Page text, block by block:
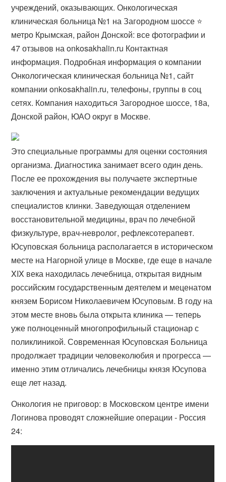
учреждений, оказывающих. Онкологическая
клиническая больница №1 на Загородном шоссе ⭐️
метро Крымская, район Донской: все фотографии и ️
47 отзывов на onkosakhalin.ru Контактная
информация. Подробная информация о компании
Онкологическая клиническая больница №1, сайт
компании onkosakhalin.ru, телефоны, группы в соц
сетях. Компания находиться Загородное шоссе, 18а,
Донской район, ЮАО округ в Москве.
Это специальные программы для оценки состояния
организма. Диагностика занимает всего один день.
После ее прохождения вы получаете экспертные
заключения и актуальные рекомендации ведущих
специалистов клинки. Заведующая отделением
восстановительной медицины, врач по лечебной
физкультуре, врач-невролог, рефлексотерапевт.
Юсуповская больница располагается в историческом
месте на Нагорной улице в Москве, где еще в начале
XIX века находилась лечебница, открытая видным
российским государственным деятелем и меценатом
князем Борисом Николаевичем Юсуповым. В году на
этом месте вновь была открыта клиника — теперь
уже полноценный многопрофильный стационар с
поликлиникой. Современная Юсуповская Больница
продолжает традиции человеколюбия и прогресса —
именно этим отличались лечебницы князя Юсупова
еще лет назад.
Онкология не приговор: в Московском центре имени
Логинова проводят сложнейшие операции - Россия
24: